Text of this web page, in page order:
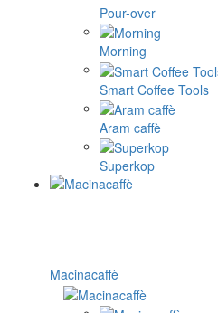
Pour-over
Morning
Smart Coffee Tools
Aram caffè
Superkop
Macinacaffè